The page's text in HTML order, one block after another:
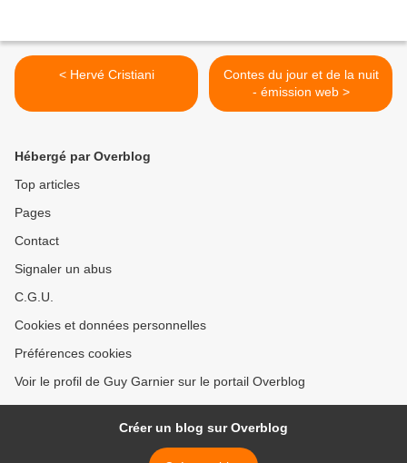
< Hervé Cristiani
Contes du jour et de la nuit
- émission web >
Hébergé par Overblog
Top articles
Pages
Contact
Signaler un abus
C.G.U.
Cookies et données personnelles
Préférences cookies
Voir le profil de Guy Garnier sur le portail Overblog
Créer un blog sur Overblog